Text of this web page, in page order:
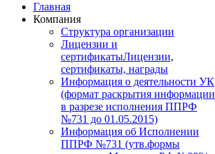
Главная
Компания
Структура организации
Лицензии и
сертификатыЛицензии,
сертификаты, награды
Информация о деятельности УК
(формат раскрытия информации
в разрезе исполнения ППРФ
№731 до 01.05.2015)
Информация об Исполнении
ППРФ №731 (утв.формы